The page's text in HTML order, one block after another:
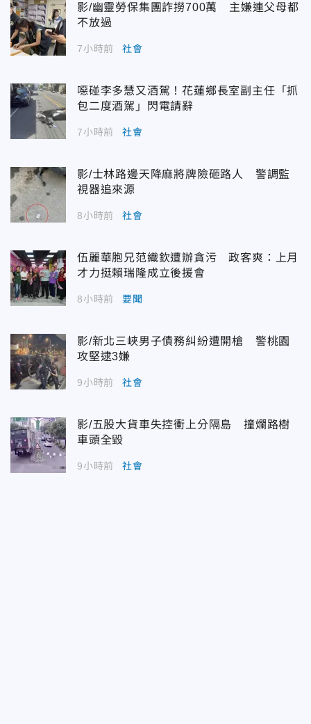
影/幽靈勞保集團詐撈700萬 主嫌連父母都
不放過
7小時前 社會
噁碰李多慧又酒駕！花蓮鄉長室副主任「抓
包二度酒駕」閃電請辭
7小時前 社會
影/士林路邊天降麻將牌險砸路人 警調監
視器追來源
8小時前 社會
伍麗華胞兄范織欽遭辦貪污 政客爽：上月
才力挺賴瑞隆成立後援會
8小時前 要聞
影/新北三峽男子債務糾紛遭開槍 警桃園
攻堅逮3嫌
9小時前 社會
影/五股大貨車失控衝上分隔島 撞爛路樹
車頭全毀
9小時前 社會